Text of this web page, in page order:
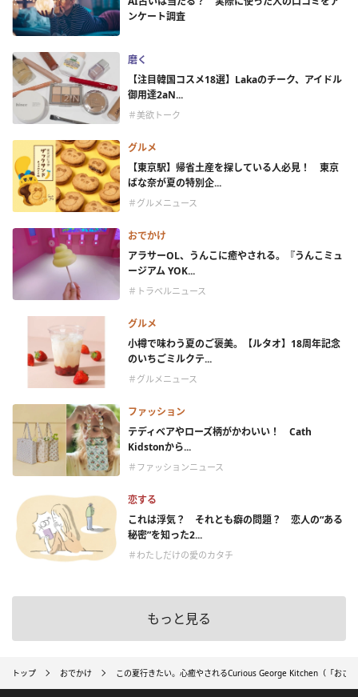
ンケート調査
磨く
【注目韓国コスメ18選】Lakaのチーク、アイドル
御用達2aN...
＃美欲トーク
グルメ
【東京駅】帰省土産を探している人必見！ 東京
ばな奈が夏の特別企...
＃グルメニュース
おでかけ
アラサーOL、うんこに癒やされる。『うんこミュ
ージアム YOK...
＃トラベルニュース
グルメ
小樽で味わう夏のご褒美。【ルタオ】18周年記念
のいちごミルクテ...
＃グルメニュース
ファッション
テディベアやローズ柄がかわいい！ Cath
Kidstonから...
＃ファッションニュース
恋する
これは浮気？ それとも癖の問題？ 恋人の“ある
秘密”を知った2...
＃わたしだけの愛のカタチ
もっと見る
トップ おでかけ この夏行きたい。心癒やされるCurious George Kitchen（「おさ